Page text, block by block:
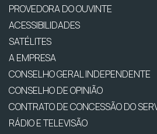
PROVEDORA DO OUVINTE
ACESSIBILIDADES
SATÉLITES
A EMPRESA
CONSELHO GERAL INDEPENDENTE
CONSELHO DE OPINIÃO
CONTRATO DE CONCESSÃO DO
RÁDIO E TELEVISÃO